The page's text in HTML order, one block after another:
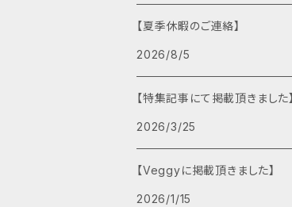
【夏季休暇のご連絡】
2026/8/5
【特集記事にて掲載頂きました】
2026/3/25
【Veggyに掲載頂きました】
2026/1/15